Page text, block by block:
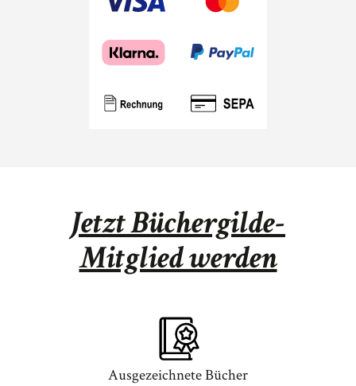
Jetzt Büchergilde-
Mitglied werden
Ausgezeichnete Bücher